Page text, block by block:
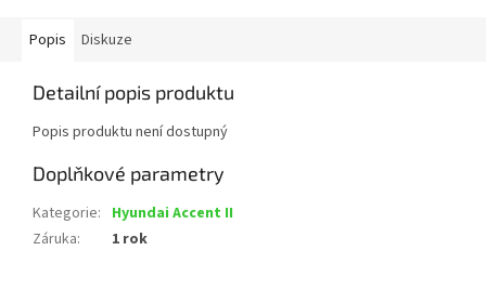
Popis Diskuze
Detailní popis produktu
Popis produktu není dostupný
Doplňkové parametry
Kategorie: Hyundai Accent II
Záruka: 1 rok